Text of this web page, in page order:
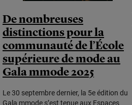
De nombreuses
distinctions pour la
communauté de l’École
supérieure de mode au
Gala mmode 2025
Le 30 septembre dernier, la 5e édition du
Gala mmode s’est tenue aux Espaces